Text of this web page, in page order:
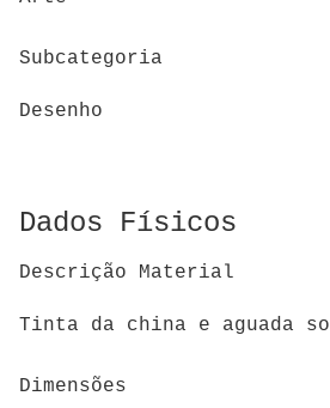
Subcategoria
Desenho
Dados Físicos
Descrição Material
Tinta da china e aguada
Dimensões